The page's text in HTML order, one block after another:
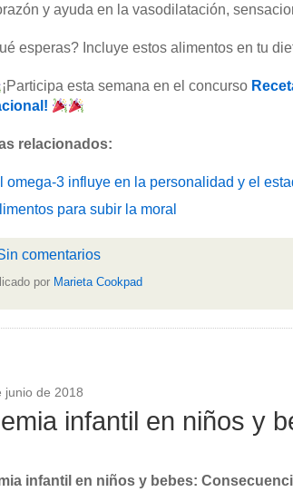
y ayuda en la vasodilatación,
esperas? Incluye estos alimentos en tu
¡Participa esta semana en el concurso
relacionados:
omega-3 influye en la personalidad y el
para subir la moral
comentarios
por Marieta Cookpad
junio de 2018
infantil en niños y
infantil en niños y bebes: